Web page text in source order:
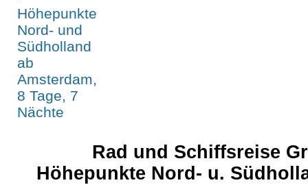
Rad und Schiffsreise
Höhepunkte Nord- u.